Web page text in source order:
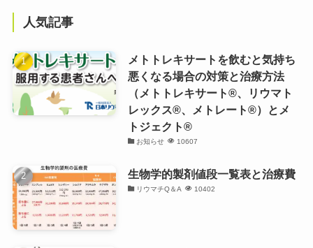
人気記事
メトトレキサートを飲むと気持ち
悪くなる場合の対策と治療方法
（メトトレキサート®、リウマト
レックス®、メトレート®）とメ
トジェクト®
お知らせ 10607
生物学的製剤値段一覧表と治療費
リウマチQ＆A 10402